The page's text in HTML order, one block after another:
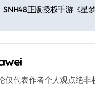
SNH48正版授权手游《星
仅代表作者个人观点绝非